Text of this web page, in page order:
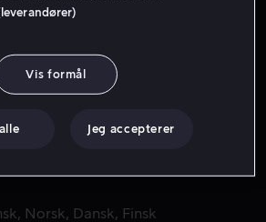
gennem de menneskeliv, han
Quaid Betty Gilpin Kathryn
Norsk Dansk Finsk
Vis formål
Jeg accepterer